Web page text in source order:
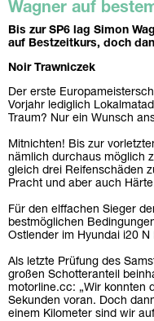
Wagner auf
Bis zur SP6 lag Simon
auf Bestzeitkurs, doch
Noir Trawniczek
Der erste
Vorjahr lediglich
Traum? Nur ein Wunsch
Mitnichten! Bis zur
nämlich durchaus möglich
gleich drei Reifenschäden
Pracht und aber auch
Für den elffachen Sieger
bestmöglichen
Ostlender im Hyundai i20
Als letzte Prüfung des
großen Schotteranteil
motorline.cc: „Wir konnten
Sekunden voran. Doch
einem Kilometer sind wir